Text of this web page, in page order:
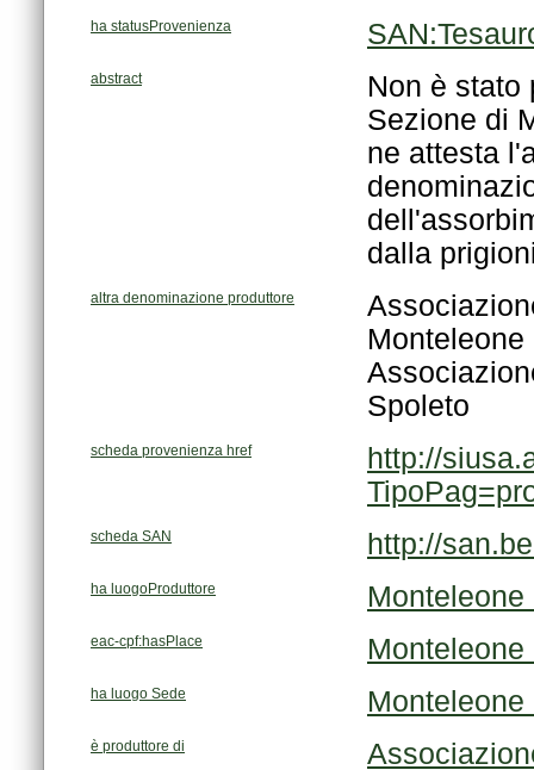
ha statusProvenienza
abstract
dalla
altra denominazione produttore
Spoleto
scheda provenienza href
scheda SAN http://
ha luogoProduttore
eac-cpf:hasPlace
ha luogo Sede
è produttore di